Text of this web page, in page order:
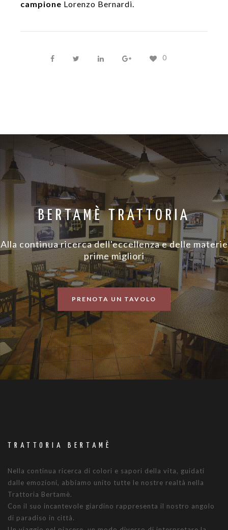
campione Lorenzo Bernardi.
0
BERTAMÈ TRATTORIA
Alla continua ricerca dell'eccellenza e delle materie
prime migliori
PRENOTA UN TAVOLO
TRATTORIA BERTAMÈ
Nella continua ricerca di colori e sapori della vita, guidati
dalle emozioni, abbiamo unito tutte le nostre realtà nella
Trattoria Bertamè.
Con il suo incantevole giardino rappresenta il nostro angolo
di paradiso in città.